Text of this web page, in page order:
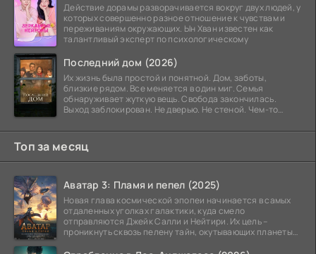
Действие дорамы разворачивается вокруг двух людей, у
которых совершенно разное отношение к чувствам и
переживаниям окружающих. Ын Хван известен как
талантливый эксперт по психологическому
Последний дом (2026)
Их жизнь была простой и понятной. Дом, заботы,
близкие рядом. Все меняется в один миг. Семья
обнаруживает жуткую вещь. Свобода закончилась.
Выход заблокирован. Не дверью. Не стеной. Чем-то
Топ за месяц
Аватар 3: Пламя и пепел (2025)
Новая глава космической эпопеи начинается в самых
отдаленных уголках галактики, куда смело
отправляются Джейк Салли и Нейтири. Их цель –
проникнуть сквозь пелену тайн, окутывающих планеты